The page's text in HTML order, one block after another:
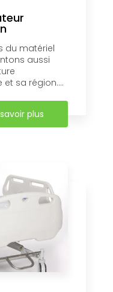
du matériel
aussi
sa région....
plus